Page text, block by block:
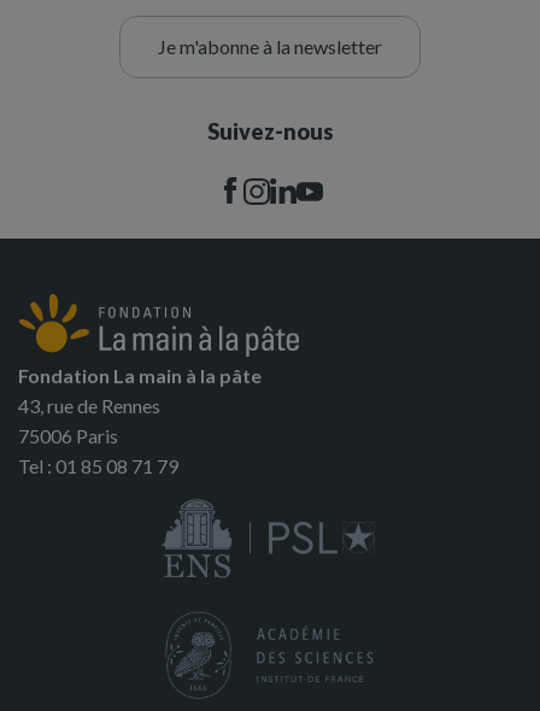
Je m'abonne à la newsletter
Suivez-nous
Fondation La main à la pâte
43, rue de Rennes
75006 Paris
Tel : 01 85 08 71 79